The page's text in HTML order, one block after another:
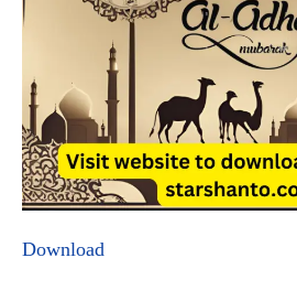
Download